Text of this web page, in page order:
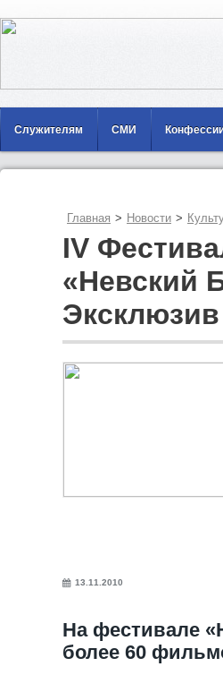
Служителям СМИ
Главная > Новости >
IV
«Невский
13.11.2010
На фестивале
более 60